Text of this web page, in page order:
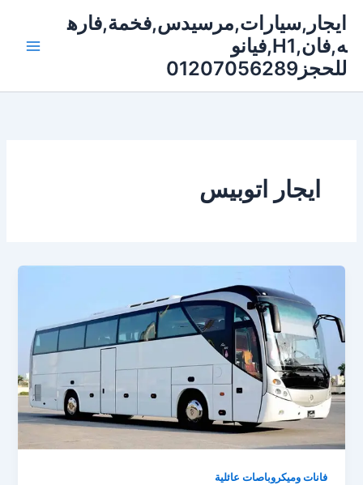
المحتوى
ايجار,سيارات,مرسيدس,فخمة,فاره
ه,فان,H1,فيانو
للحجز01207056289
ايجار اتوبيس
فانات وميكروباصات عائلية